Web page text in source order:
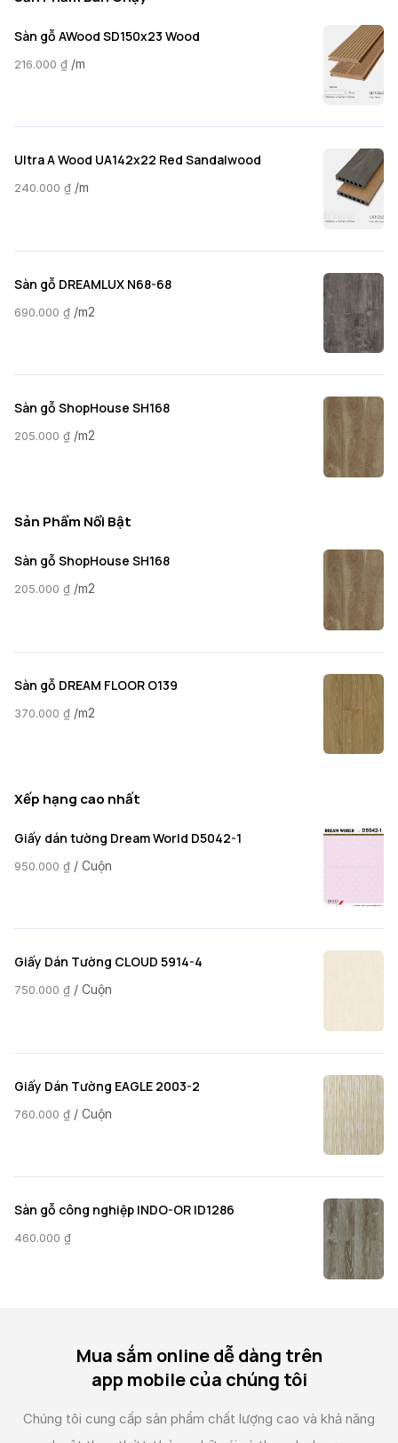
Sàn gỗ AWood SD150x23 Wood
216.000 ₫ /m
Ultra A Wood UA142x22 Red Sandalwood
240.000 ₫ /m
Sàn gỗ DREAMLUX N68-68
690.000 ₫ /m2
Sàn gỗ ShopHouse SH168
205.000 ₫ /m2
Sản Phẩm Nổi Bật
Sàn gỗ ShopHouse SH168
205.000 ₫ /m2
Sàn gỗ DREAM FLOOR O139
370.000 ₫ /m2
Xếp hạng cao nhất
Giấy dán tường Dream World D5042-1
950.000 ₫ / Cuộn
Giấy Dán Tường CLOUD 5914-4
750.000 ₫ / Cuộn
Giấy Dán Tường EAGLE 2003-2
760.000 ₫ / Cuộn
Sàn gỗ công nghiệp INDO-OR ID1286
460.000 ₫
Mua sắm online dễ dàng trên
app mobile của chúng tôi
Chúng tôi cung cấp sản phẩm chất lượng cao và khả năng